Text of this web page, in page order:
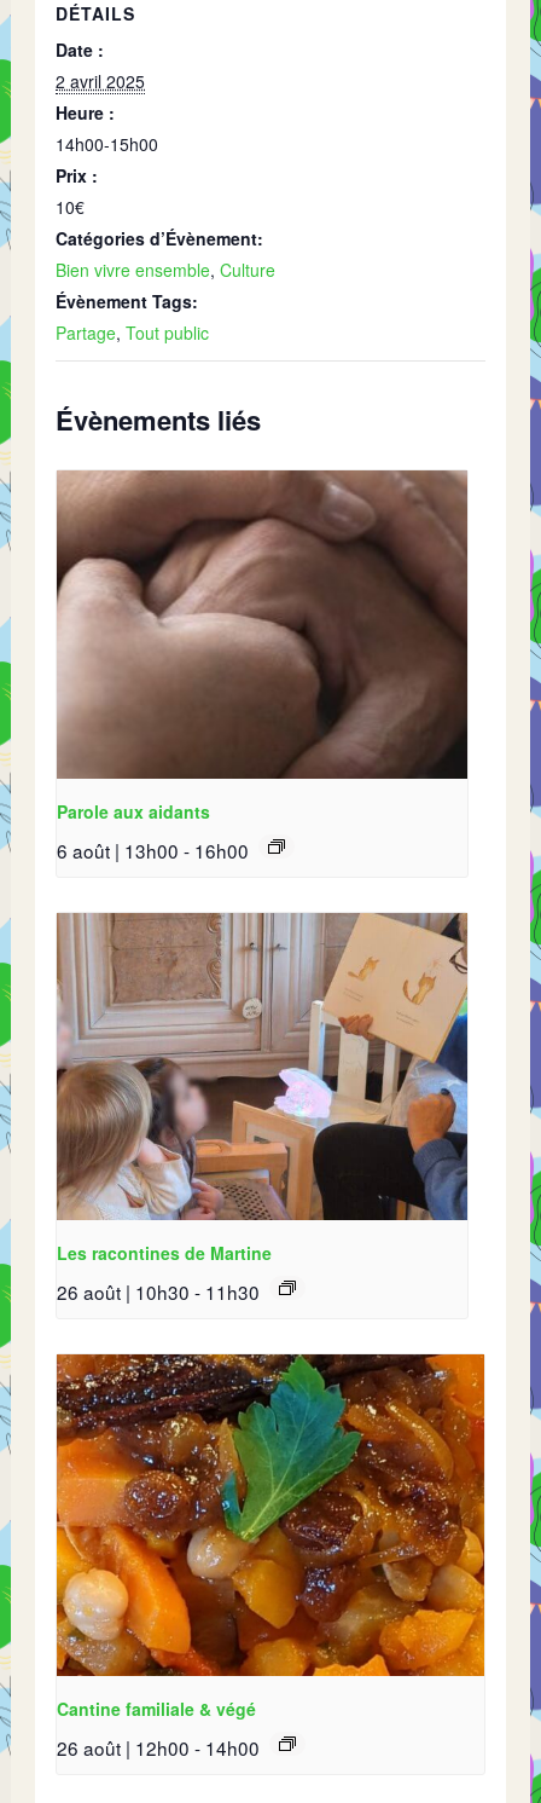
DÉTAILS
Date :
2 avril 2025
Heure :
14h00-15h00
Prix :
10€
Catégories d’Évènement:
Bien vivre ensemble,Culture
Évènement Tags:
Partage,Tout public
Évènements liés
Parole aux aidants
6 août | 13h00 - 16h00
Les racontines de Martine
26 août | 10h30 - 11h30
Cantine familiale & végé
26 août | 12h00 - 14h00